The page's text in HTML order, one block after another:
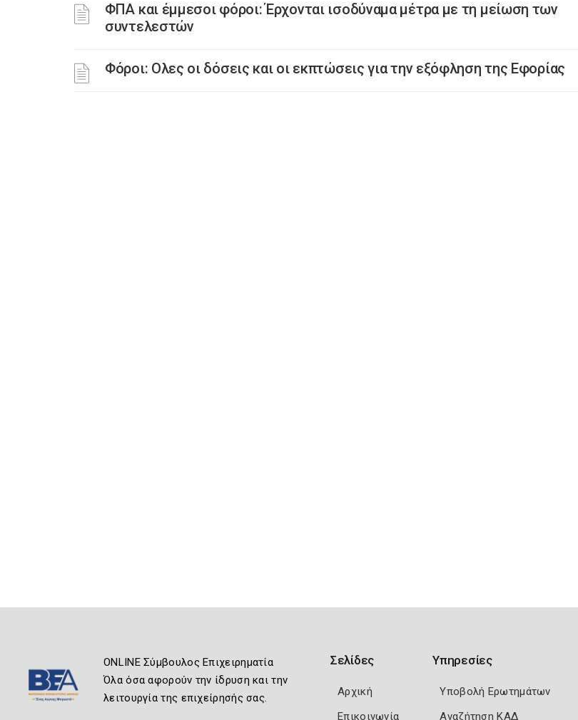
ΦΠΑ και έμμεσοι φόροι: Έρχονται ισοδύναμα μέτρα με τη μείωση των
συντελεστών
Φόροι: Ολες οι δόσεις και οι εκπτώσεις για την εξόφληση της Εφορίας
ONLINE Σύμβουλος Επιχειρηματία
Όλα όσα αφορούν την ίδρυση και την
λειτουργία της επιχείρησής σας.
Σελίδες
Αρχική
Επικοινωνία
Υπηρεσίες
Υποβολή Ερωτημάτων
Αναζήτηση ΚΑΔ